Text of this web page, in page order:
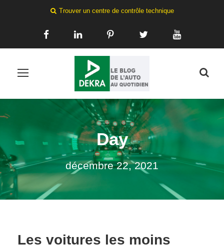
Trouver un centre de contrôle technique
Day
décembre 22, 2021
Les voitures les moins